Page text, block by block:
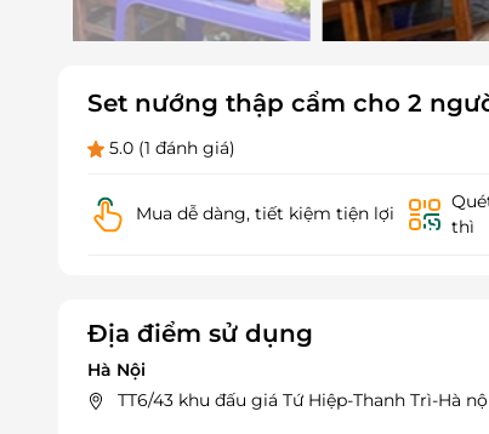
Set nướng thập cẩm cho 2
5.0 (1 đánh giá)
Mua dễ dàng, tiết kiệm tiện lợi
thì
Địa điểm sử dụng
Hà Nội
TT6/43 khu đấu giá Tứ Hiệp-Thanh Trì-Hà